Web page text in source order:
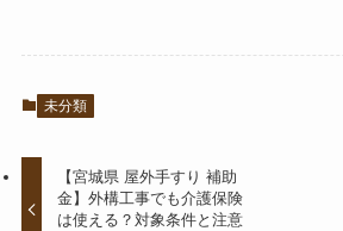
未分類
【宮城県 屋外手すり 補助
金】外構工事でも介護保険
は使える？対象条件と注意